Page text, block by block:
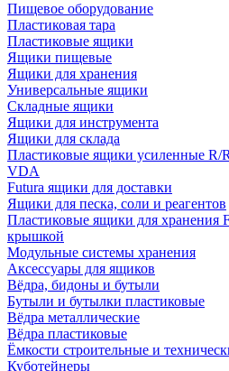
Пищевое оборудование
Пластиковая тара
Пластиковые ящики
Ящики пищевые
Ящики для хранения
Универсальные ящики
Складные ящики
Ящики для инструмента
Ящики для склада
Пластиковые ящики усиленные
VDA
Futura ящики для доставки
Ящики для песка, соли и реагентов
Пластиковые ящики для хранения
крышкой
Модульные системы хранения
Аксессуары для ящиков
Вёдра, бидоны и бутыли
Бутыли и бутылки пластиковые
Вёдра металлические
Вёдра пластиковые
Ёмкости строительные и
Куботейнеры